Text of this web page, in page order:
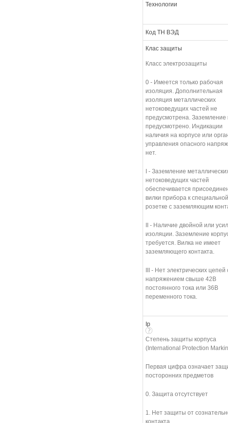
Технологии
Код ТН ВЭД
Клас защиты
Класс электрозащиты
0 - Имеется только рабочая
изоляция. Дополнительная
изоляция металлических
нетоковедущих частей не
предусмотрена. Заземление
предусмотрено. Индикации
наличия на корпусе или
управления опасного
нет.
I - Заземление
нетоковедущих частей
обеспечивается
вилки прибора к специальной
розетке с заземляющим
II - Наличие двойной или
изоляции. Заземление
требуется. Вилка не имеет
заземляющего контакта.
III - Нет электрических цепей
напряжением свыше 42В
постоянного тока или 36В
переменного тока.
Ip
Степень защиты корпуса
(International Protection
Первая цифра означает
посторонних предметов
0. Защита отсутствует
1. Нет защиты от
контакта